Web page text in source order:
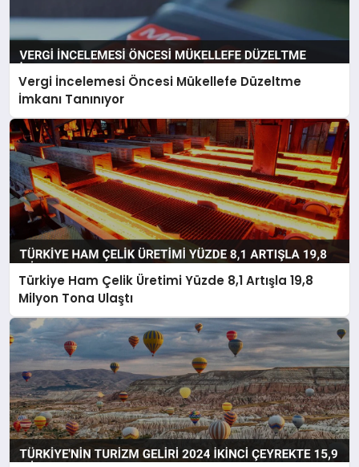
Vergi İncelemesi Öncesi Mükellefe Düzeltme
İmkanı Tanınıyor
Türkiye Ham Çelik Üretimi Yüzde 8,1 Artışla 19,8
Milyon Tona Ulaştı